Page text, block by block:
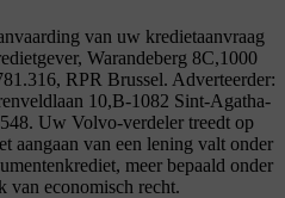
van uw kredietaanvraag
Warandeberg 8C,1000
RPR Brussel. Adverteerder:
10,B-1082 Sint-Agatha-
Uw Volvo-verdeler treedt op
aangaan van een lening valt onder
meer bepaald onder
van economisch recht.